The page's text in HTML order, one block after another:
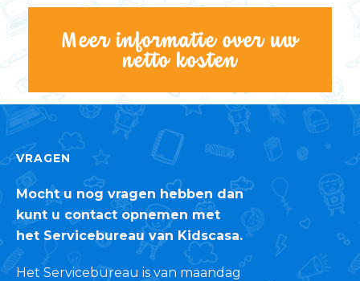
Meer informatie over uw
netto kosten
VRAGEN
Mocht u nog vragen hebben dan
kunt u contact opnemen met
het Servicebureau van Kidscasa.
Het Servicebureau is van maandag